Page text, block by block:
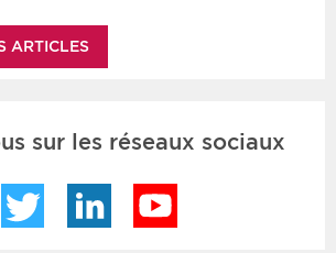
ARTICLES
sur les réseaux sociaux
Twitter LinkedIn